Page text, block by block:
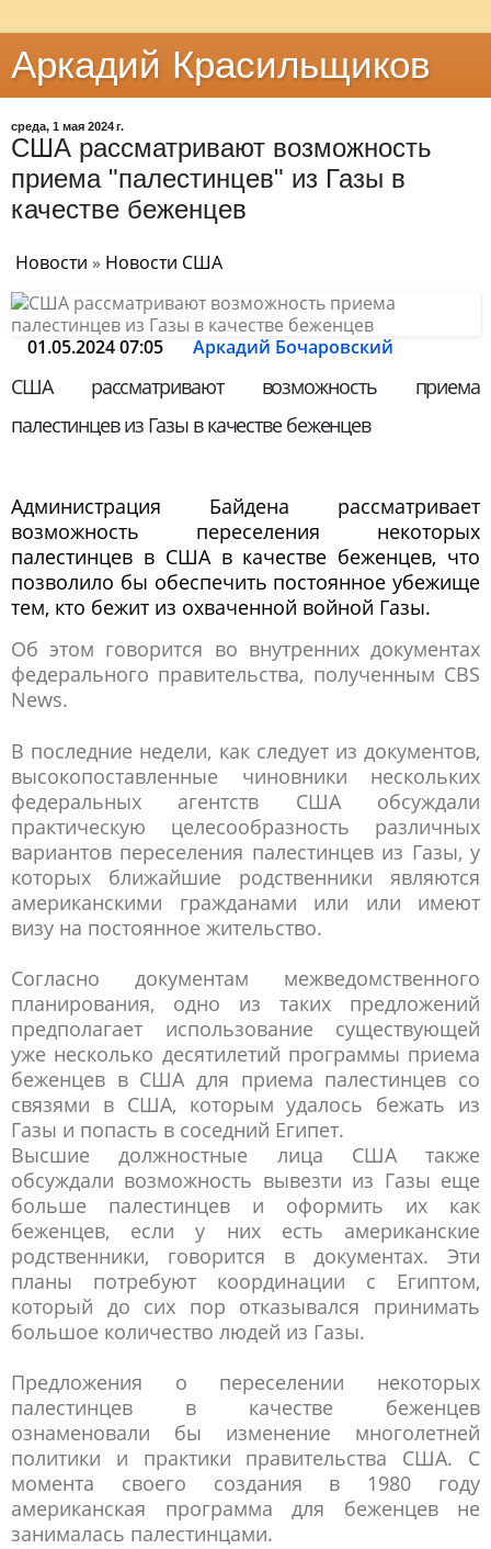
Аркадий Красильщиков
среда, 1 мая 2024 г.
США рассматривают возможность
приема "палестинцев" из Газы в
качестве беженцев
Новости » Новости США
01.05.2024 07:05 Аркадий Бочаровский
США рассматривают возможность приема
палестинцев из Газы в качестве беженцев
Администрация Байдена рассматривает
возможность переселения некоторых
палестинцев в США в качестве беженцев, что
позволило бы обеспечить постоянное убежище
тем, кто бежит из охваченной войной Газы.
Об этом говорится во внутренних документах
федерального правительства, полученным CBS
News.
В последние недели, как следует из документов,
высокопоставленные чиновники нескольких
федеральных агентств США обсуждали
практическую целесообразность различных
вариантов переселения палестинцев из Газы, у
которых ближайшие родственники являются
американскими гражданами или или имеют
визу на постоянное жительство.
Согласно документам межведомственного
планирования, одно из таких предложений
предполагает использование существующей
уже несколько десятилетий программы приема
беженцев в США для приема палестинцев со
связями в США, которым удалось бежать из
Газы и попасть в соседний Египет.
Высшие должностные лица США также
обсуждали возможность вывезти из Газы еще
больше палестинцев и оформить их как
беженцев, если у них есть американские
родственники, говорится в документах. Эти
планы потребуют координации с Египтом,
который до сих пор отказывался принимать
большое количество людей из Газы.
Предложения о переселении некоторых
палестинцев в качестве беженцев
ознаменовали бы изменение многолетней
политики и практики правительства США. С
момента своего создания в 1980 году
американская программа для беженцев не
занималась палестинцами.